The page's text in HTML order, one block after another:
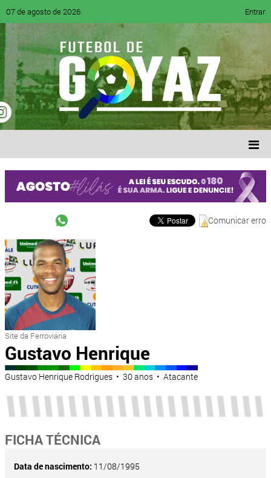
07 de agosto de 2026 Entrar
Comunicar erro
Site da Ferroviária
Gustavo Henrique
Gustavo Henrique Rodrigues • 30 anos • Atacante
FICHA TÉCNICA
Data de nascimento: 11/08/1995